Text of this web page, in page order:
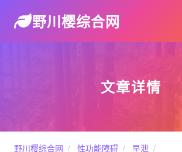
野川樱综合网
文章详情
野川樱综合网 / 性功能障碍 / 早泄 /